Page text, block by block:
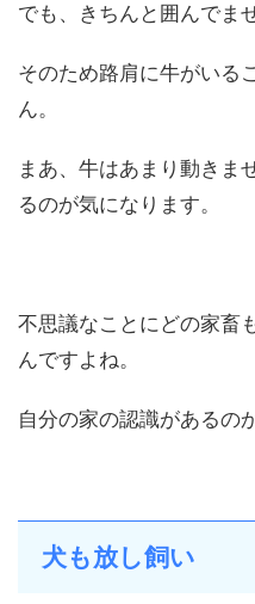
でも、きちんと囲んでま
そのため路肩に牛がいる
ん。
まあ、牛はあまり動きま
るのが気になります。
不思議なことにどの家畜
んですよね。
自分の家の認識があるの
犬も放し飼い